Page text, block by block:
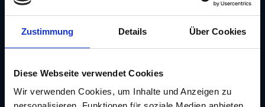
Zustimmung Details Über Cookies
Diese Webseite verwendet Cookies
Wir verwenden Cookies, um Inhalte und Anzeigen zu